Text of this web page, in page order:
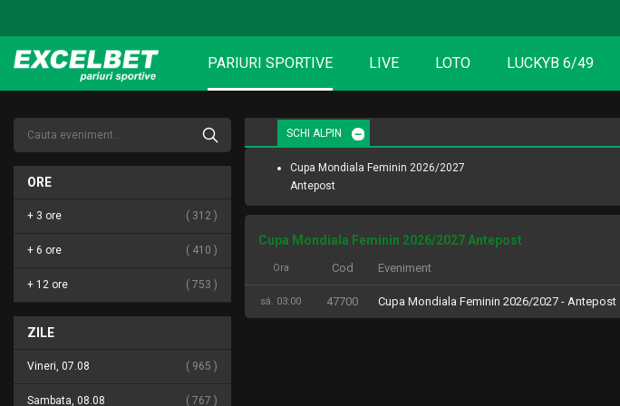
PARIURI SPORTIVE LIVE LOTO LUCKYB 6/49
ORE
+ 3 ore 312
+ 6 ore 410
+ 12 ore 753
ZILE
Vineri, 07.08 965
Sambata, 08.08 767
SCHI ALPIN
Cupa Mondiala Feminin 2026/2027
Antepost
Cupa Mondiala Feminin 2026/2027 Antepost
Ora Cod Eveniment
sâ. 03:00 47700 Cupa Mondiala Feminin 2026/2027 - Antepost